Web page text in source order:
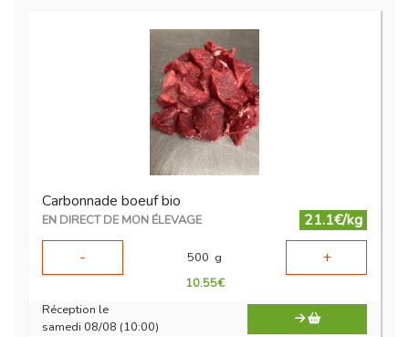
Carbonnade boeuf bio
EN DIRECT DE MON ÉLEVAGE
21.1€/kg
-
500 g +
10.55€
Réception le
samedi 08/08 (10:00)